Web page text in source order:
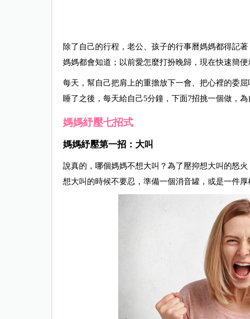
除了自己的行程，老公、孩子的行事曆媽媽都得記
媽媽都會知道；以前愛怎麼打扮晚歸，現在快速簡
每天，幫自己把肩上的重擔放下一會、把心裡的委
睡了之後，每天給自己5分鐘，下面7招挑一個做，為
媽媽紓壓七招式
媽媽紓壓第一招：大叫
說真的，哪個媽媽不想大叫？為了壓抑想大叫的怒
想大叫的時候不要忍，準備一個消音罐，或是一件